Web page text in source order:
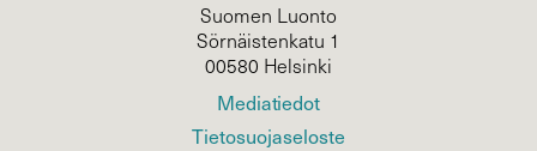
Suomen Luonto
Sörnäistenkatu 1
00580 Helsinki
Mediatiedot
Tietosuojaseloste